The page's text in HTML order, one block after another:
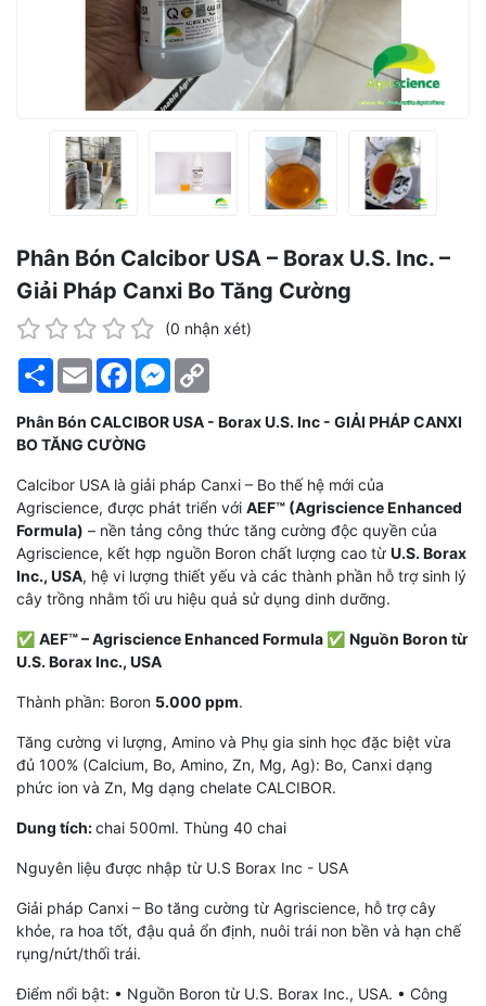
Phân Bón Calcibor USA – Borax U.S. Inc. –
Giải Pháp Canxi Bo Tăng Cường
(0 nhận xét)
Share Email FacebookMessenger
Phân Bón CALCIBOR USA - Borax U.S. Inc - GIẢI PHÁP CANXI
BO TĂNG CƯỜNG
Calcibor USA là giải pháp Canxi – Bo thế hệ mới của
Agriscience, được phát triển với AEF™ (Agriscience Enhanced
Formula) – nền tảng công thức tăng cường độc quyền của
Agriscience, kết hợp nguồn Boron chất lượng cao từ U.S. Borax
Inc., USA, hệ vi lượng thiết yếu và các thành phần hỗ trợ sinh lý
cây trồng nhằm tối ưu hiệu quả sử dụng dinh dưỡng.
✅ AEF™ – Agriscience Enhanced Formula ✅ Nguồn Boron từ
U.S. Borax Inc., USA
Thành phần: Boron 5.000 ppm.
Tăng cường vi lượng, Amino và Phụ gia sinh học đặc biệt vừa
đủ 100% (Calcium, Bo, Amino, Zn, Mg, Ag): Bo, Canxi dạng
phức ion và Zn, Mg dạng chelate CALCIBOR.
Dung tích:chai 500ml. Thùng 40 chai
Nguyên liệu được nhập từ U.S Borax Inc - USA
Giải pháp Canxi – Bo tăng cường từ Agriscience, hỗ trợ cây
khỏe, ra hoa tốt, đậu quả ổn định, nuôi trái non bền và hạn chế
rụng/nứt/thối trái.
Điểm nổi bật: • Nguồn Boron từ U.S. Borax Inc., USA. • Công